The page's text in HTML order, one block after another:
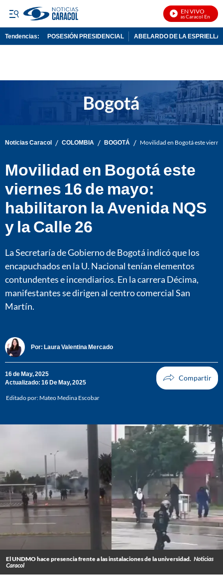
EN VIVO
Noticias Caracol En Vivo
Tendencias: POSESIÓN PRESIDENCIAL ABELARDO DE LA ESPRIELLA
Noticias Caracol / COLOMBIA / BOGOTÁ / Movilidad en Bogotá este
Movilidad en Bogotá este
viernes 16 de mayo:
habilitaron la Avenida NQS
y la Calle 26
La Secretaría de Gobierno de Bogotá indicó que los
encapuchados en la U. Nacional tenían elementos
contundentes e incendiarios. En la carrera Décima,
manifestantes se dirigen al centro comercial San
Martín.
Por: Laura Valentina Mercado
16 de May, 2025
Actualizado: 16 De May, 2025
Editado por: Mateo Medina Escobar
El UNDMO hace presencia frente a las instalaciones de la universidad. Noticias
Caracol